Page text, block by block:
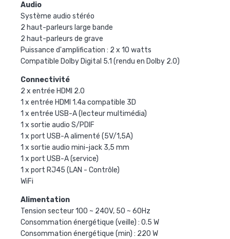
Audio
Système audio stéréo
2 haut-parleurs large bande
2 haut-parleurs de grave
Puissance d'amplification : 2 x 10 watts
Compatible Dolby Digital 5.1 (rendu en Dolby 2.0)
Connectivité
2 x entrée HDMI 2.0
1 x entrée HDMI 1.4a compatible 3D
1 x entrée USB-A (lecteur multimédia)
1 x sortie audio S/PDIF
1 x port USB-A alimenté (5V/1,5A)
1 x sortie audio mini-jack 3,5 mm
1 x port USB-A (service)
1 x port RJ45 (LAN - Contrôle)
WiFi
Alimentation
Tension secteur 100 ~ 240V, 50 ~ 60Hz
Consommation énergétique (veille) : 0.5 W
Consommation énergétique (min) : 220 W